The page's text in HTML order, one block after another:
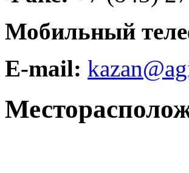
Мобильный
E-mail: